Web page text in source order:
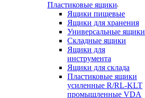
Пластиковые ящики
Ящики пищевые
Ящики для хранения
Универсальные ящики
Складные ящики
Ящики для
инструмента
Ящики для склада
Пластиковые ящики
усиленные R/RL-KLT
промышленные VDA